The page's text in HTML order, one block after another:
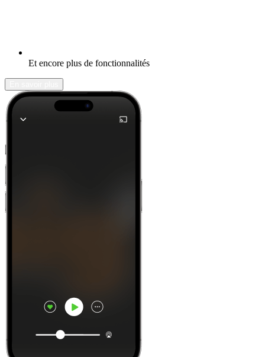
Et encore plus de fonctionnalités